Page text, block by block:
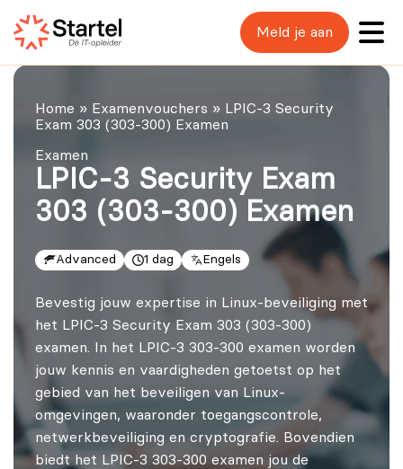
Meld je aan
Home » Examenvouchers » LPIC-3 Security
Exam 303 (303-300) Examen
Examen
LPIC-3 Security Exam
303 (303-300) Examen
Advanced 1 dag Engels
Bevestig jouw expertise in Linux-beveiliging met
het LPIC-3 Security Exam 303 (303-300)
examen. In het LPIC-3 303-300 examen worden
jouw kennis en vaardigheden getoetst op het
gebied van het beveiligen van Linux-
omgevingen, waaronder toegangscontrole,
netwerkbeveiliging en cryptografie. Bovendien
biedt het LPIC-3 303-300 examen jou de